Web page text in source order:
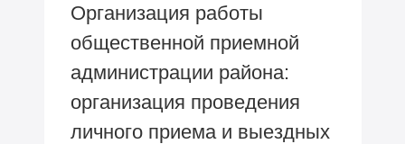
Организация работы
общественной приемной
администрации района:
организация проведения
личного приема и выездных